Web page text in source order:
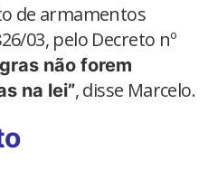
de armamentos
03, pelo Decreto nº
não forem
na lei”, disse Marcelo.